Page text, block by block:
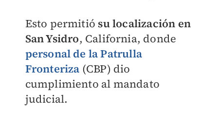
Esto permitió su localización en
San Ysidro, California, donde
personal de la Patrulla
Fronteriza (CBP) dio
cumplimiento al mandato
judicial.